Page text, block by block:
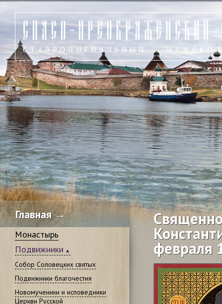
Главная →
Монастырь
Подвижники
Собор Соловецких святых
Подвижники благочестия
Новомученики и исповедники
Церкви Русской
февраля